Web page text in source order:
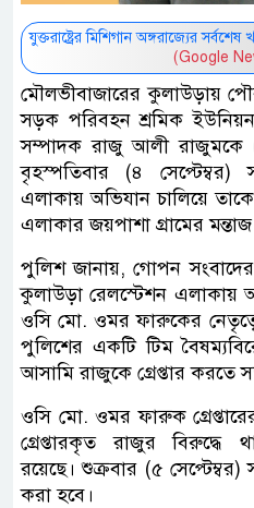
যুক্তরাষ্ট্রের মিশিগান অঙ্গরাজ্যের
(Google
মৌলভীবাজারের কুলাউড়ায়
সড়ক পরিবহন শ্রমিক
সম্পাদক রাজু আলী রাজুমকে
বৃহস্পতিবার (৪ সেপ্টেম্বর)
এলাকায় অভিযান চালিয়ে
এলাকার জয়পাশা গ্রামের
পুলিশ জানায়, গোপন সংবাদের
কুলাউড়া রেলস্টেশন এলাকায়
ওসি মো. ওমর ফারুকের
পুলিশের একটি টিম
আসামি রাজুকে গ্রেপ্তার করতে
ওসি মো. ওমর ফারুক
গ্রেপ্তারকৃত রাজুর বিরুদ্ধে
রয়েছে। শুক্রবার (৫
করা হবে।